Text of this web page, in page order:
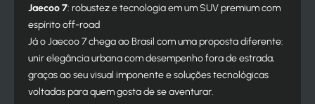
Jaecoo 7: robustez e tecnologia em um SUV premium com
espírito off-road
Já o Jaecoo 7 chega ao Brasil com uma proposta diferente:
unir elegância urbana com desempenho fora de estrada,
graças ao seu visual imponente e soluções tecnológicas
voltadas para quem gosta de se aventurar.